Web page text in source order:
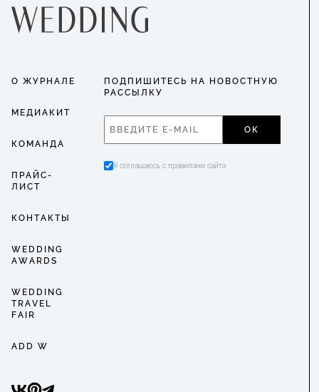
О ЖУРНАЛЕ
МЕДИАКИТ
КОМАНДА
ПРАЙС-
ЛИСТ
КОНТАКТЫ
WEDDING
AWARDS
WEDDING
TRAVEL
FAIR
ADD W
ПОДПИШИТЕСЬ НА НОВОСТНУЮ
РАССЫЛКУ
ОК
Я соглашаюсь с правилами сайта